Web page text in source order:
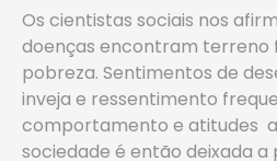
Os cientistas sociais nos
doenças encontram terreno
pobreza. Sentimentos de
inveja e ressentimento
comportamento e atitudes
sociedade é então deixada